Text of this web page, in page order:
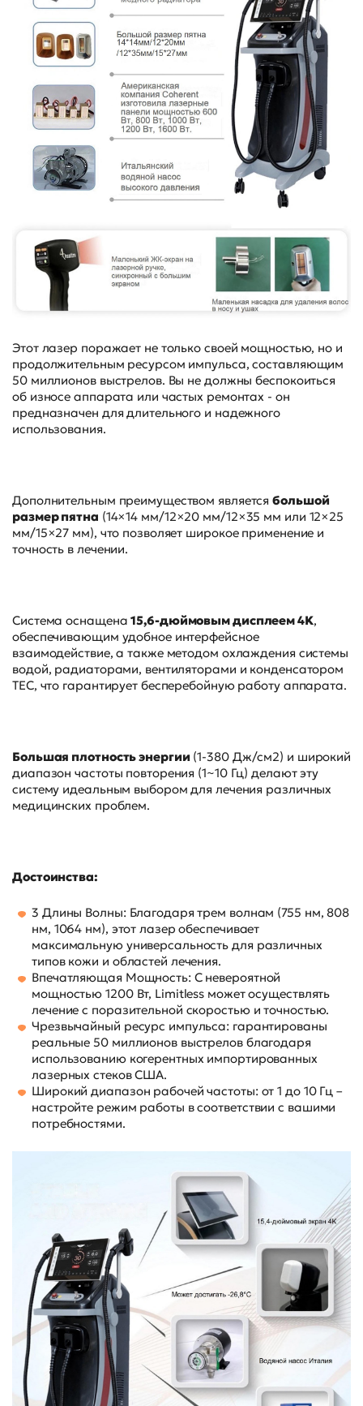
Этот лазер поражает не только своей мощностью, но и
продолжительным ресурсом импульса, составляющим
50 миллионов выстрелов. Вы не должны беспокоиться
об износе аппарата или частых ремонтах - он
предназначен для длительного и надежного
использования.
Дополнительным преимуществом являетсябольшой
размер пятна (14×14 мм/12×20 мм/12×35 мм или 12×25
мм/15×27 мм), что позволяет широкое применение и
точность в лечении.
Система оснащена15,6-дюймовым дисплеем 4K,
обеспечивающим удобное интерфейсное
взаимодействие, а также методом охлаждения системы
водой, радиаторами, вентиляторами и конденсатором
TEC, что гарантирует бесперебойную работу аппарата.
Большая плотность энергии (1-380 Дж/см2) и широкий
диапазон частоты повторения (1~10 Гц) делают эту
систему идеальным выбором для лечения различных
медицинских проблем.
Достоинства:
3 Длины Волны: Благодаря трем волнам (755 нм, 808
нм, 1064 нм), этот лазер обеспечивает
максимальную универсальность для различных
типов кожи и областей лечения.
Впечатляющая Мощность: С невероятной
мощностью 1200 Вт, Limitless может осуществлять
лечение с поразительной скоростью и точностью.
Чрезвычайный ресурс импульса: гарантированы
реальные 50 миллионов выстрелов благодаря
использованию когерентных импортированных
лазерных стеков США.
Широкий диапазон рабочей частоты: от 1 до 10 Гц –
настройте режим работы в соответствии с вашими
потребностями.